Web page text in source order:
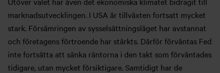
marknadsutvecklingen. I USA är tillväxten fortsatt mycket
stark. Försämringen av sysselsättningsläget har avstannat
och företagens förtroende har stärkts. Därför förväntas Fed
inte fortsätta att sänka räntorna i den takt som förväntades
tidigare, utan mycket försiktigare. Samtidigt har de